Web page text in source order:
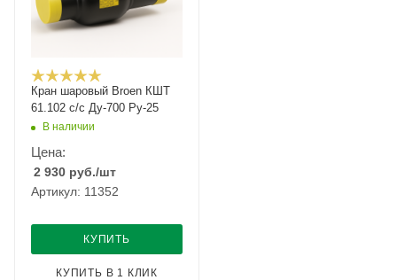
Кран шаровый Broen КШТ
61.102 с/с Ду-700 Ру-25
В наличии
Цена:
2 930 руб./шт
Артикул: 11352
КУПИТЬ
КУПИТЬ В 1 КЛИК